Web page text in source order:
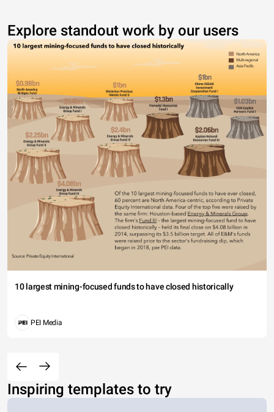
Explore standout work by our users
10 largest mining-focused funds to have closed historically
PEI Media
Inspiring templates to try